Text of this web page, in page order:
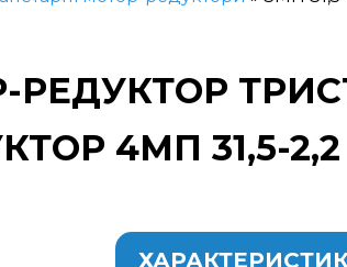
РЕДУКТОР
4МП 31,5-